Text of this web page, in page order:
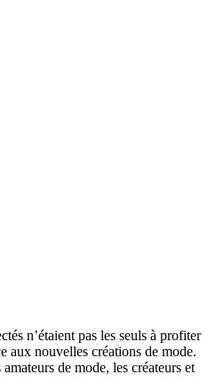
n’étaient pas les seuls à profiter
aux nouvelles créations de mode.
de mode, les créateurs et